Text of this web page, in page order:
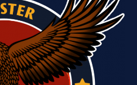
in
Regionsliga